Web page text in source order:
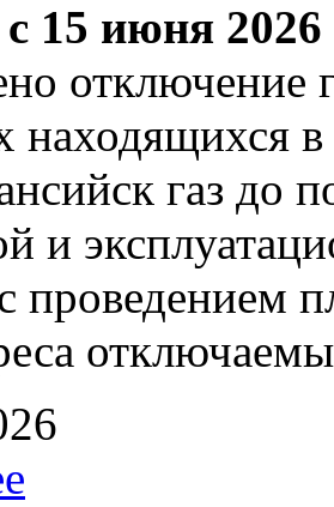
15 июня
отключение
находящихся
газ до
и
проведением